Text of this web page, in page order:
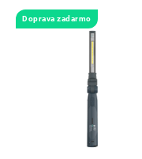
Doprava zadarmo